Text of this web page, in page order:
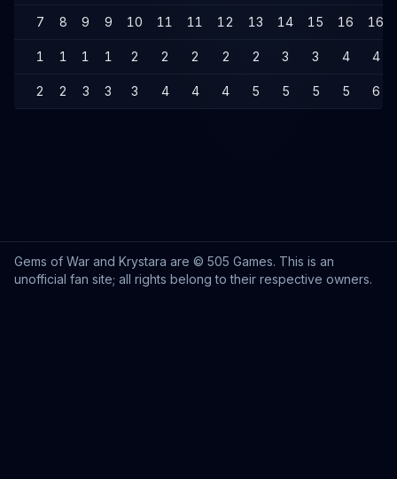
7 8 9 9 10 11 11 12 13 14 15 16 16
1 1 1 1 2 2 2 2 2 3 3 4 4
2 2 3 3 3 4 4 4 5 5 5 5 6
Gems of War and Krystara are © 505 Games. This is an
unofficial fan site; all rights belong to their respective owners.